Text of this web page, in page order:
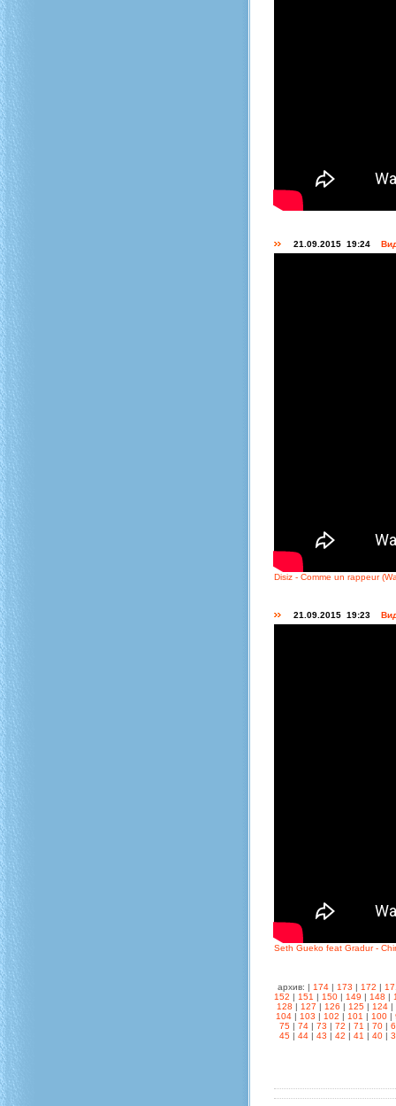
21.09.2015 19:24
Disiz - Comme un rappeur
21.09.2015 19:23
Seth Gueko feat Gradur -
архив: | 174 | 173 | 172 |
152 | 151 | 150 | 149 | 148 |
128 | 127 | 126 | 125 | 124 |
104 | 103 | 102 | 101 | 100 |
75 |74 |73 |72 |71 |70 |
45 |44 |43 |42 |41 |40 |